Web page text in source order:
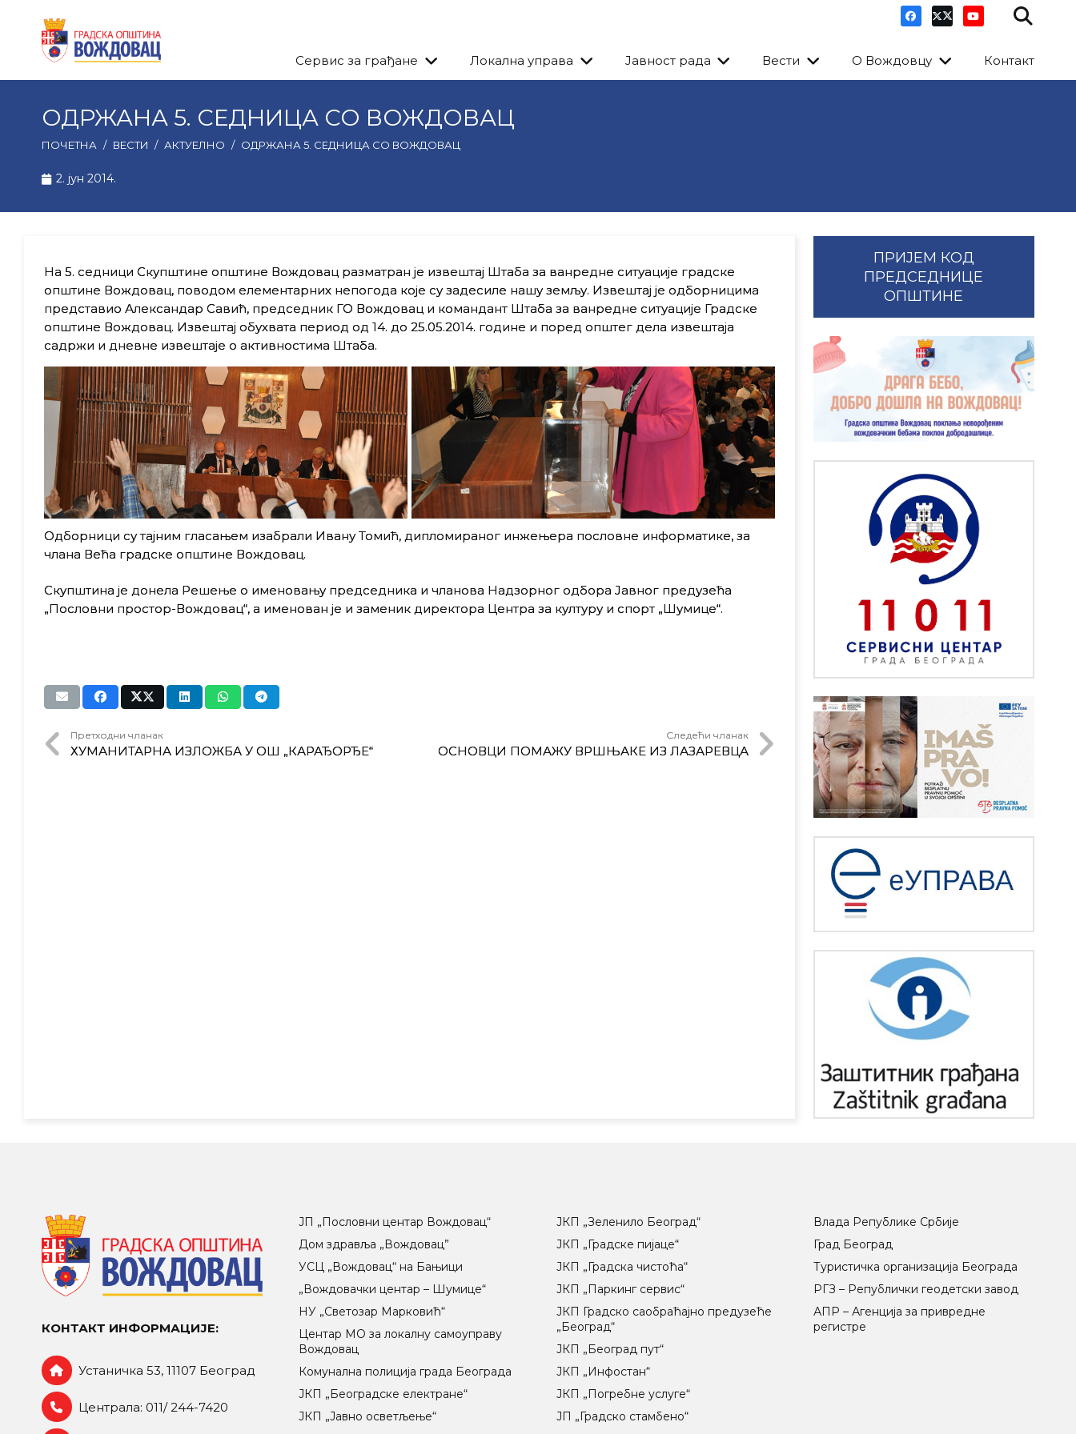
Сервис за грађане Локална управа Јавност рада Вести О Вождовцу Контакт
ОДРЖАНА 5. СЕДНИЦА СО ВОЖДОВАЦ
ПОЧЕТНА / ВЕСТИ / АКТУЕЛНО / ОДРЖАНА 5. СЕДНИЦА СО ВОЖДОВАЦ
2. јун 2014.
На 5. седници Скупштине општине Вождовац разматран је извештај Штаба за ванредне ситуације градске
општине Вождовац, поводом елементарних непогода које су задесиле нашу земљу. Извештај је одборницима
представио Александар Савић, председник ГО Вождовац и командант Штаба за ванредне ситуације Градске
општине Вождовац. Извештај обухвата период од 14. до 25.05.2014. године и поред општег дела извештаја
садржи и дневне извештаје о активностима Штаба.
Одборници су тајним гласањем изабрали Ивану Томић, дипломираног инжењера пословне информатике, за
члана Већа градске општине Вождовац.
Скупштина је донела Решење о именовању председника и чланова Надзорног одбора Јавног предузећа
„Пословни простор-Вождовац“, а именован је и заменик директора Центра за културу и спорт „Шумице“.
Претходни чланак
ХУМАНИТАРНА ИЗЛОЖБА У ОШ „КАРАЂОРЂЕ“
Следећи чланак
ОСНОВЦИ ПОМАЖУ ВРШЊАКЕ ИЗ ЛАЗАРЕВЦА
ПРИЈЕМ КОД
ПРЕДСЕДНИЦЕ
ОПШТИНЕ
КОНТАКТ ИНФОРМАЦИЈЕ:
Устаничка 53, 11107 Београд
Централа: 011/ 244-7420
ЈП „Пословни центар Вождовац“
Дом здравља „Вождовац”
УСЦ „Вождовац“ на Бањици
„Вождовачки центар – Шумице“
НУ „Светозар Марковић“
Центар МO за локалну самоуправу
Вождовац
Комунална полиција града Београда
ЈКП „Београдске електране“
ЈКП „Јавно осветљење“
ЈКП „Зеленило Београд“
ЈКП „Градске пијаце“
ЈКП „Градска чистоћа“
ЈКП „Паркинг сервис“
ЈКП Градско саобраћајно предузеће
„Београд“
ЈКП „Београд пут“
ЈКП „Инфостан“
ЈКП „Погребне услуге“
ЈП „Градско стамбено“
Влада Републике Србије
Град Београд
Туристичка организација Београда
РГЗ – Републички геодетски завод
АПР – Агенција за привредне
регистре